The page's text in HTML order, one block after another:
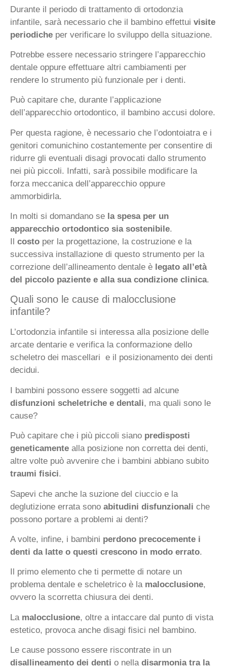
Durante il periodo di trattamento di ortodonzia
infantile, sarà necessario che il bambino effettui visite
periodiche per verificare lo sviluppo della situazione.
Potrebbe essere necessario stringere l’apparecchio
dentale oppure effettuare altri cambiamenti per
rendere lo strumento più funzionale per i denti.
Può capitare che, durante l’applicazione
dell’apparecchio ortodontico, il bambino accusi dolore.
Per questa ragione, è necessario che l’odontoiatra e i
genitori comunichino costantemente per consentire di
ridurre gli eventuali disagi provocati dallo strumento
nei più piccoli. Infatti, sarà possibile modificare la
forza meccanica dell’apparecchio oppure
ammorbidirla.
In molti si domandano se la spesa per un
apparecchio ortodontico sia sostenibile.
Il costo per la progettazione, la costruzione e la
successiva installazione di questo strumento per la
correzione dell’allineamento dentale è legato all’età
del piccolo paziente e alla sua condizione clinica.
Quali sono le cause di malocclusione
infantile?
L’ortodonzia infantile si interessa alla posizione delle
arcate dentarie e verifica la conformazione dello
scheletro dei mascellari e il posizionamento dei denti
decidui.
I bambini possono essere soggetti ad alcune
disfunzioni scheletriche e dentali, ma quali sono le
cause?
Può capitare che i più piccoli siano predisposti
geneticamente alla posizione non corretta dei denti,
altre volte può avvenire che i bambini abbiano subito
traumi fisici.
Sapevi che anche la suzione del ciuccio e la
deglutizione errata sono abitudini disfunzionali che
possono portare a problemi ai denti?
A volte, infine, i bambini perdono precocemente i
denti da latte o questi crescono in modo errato.
Il primo elemento che ti permette di notare un
problema dentale e scheletrico è la malocclusione,
ovvero la scorretta chiusura dei denti.
La malocclusione, oltre a intaccare dal punto di vista
estetico, provoca anche disagi fisici nel bambino.
Le cause possono essere riscontrate in un
disallineamento dei denti o nella disarmonia tra la